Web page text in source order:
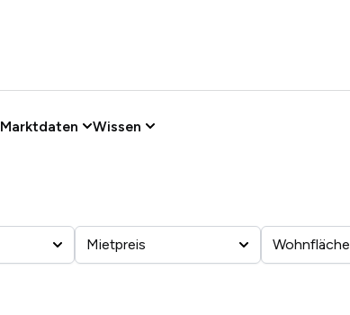
Marktdaten Wissen
Mietpreis Wohnfläche